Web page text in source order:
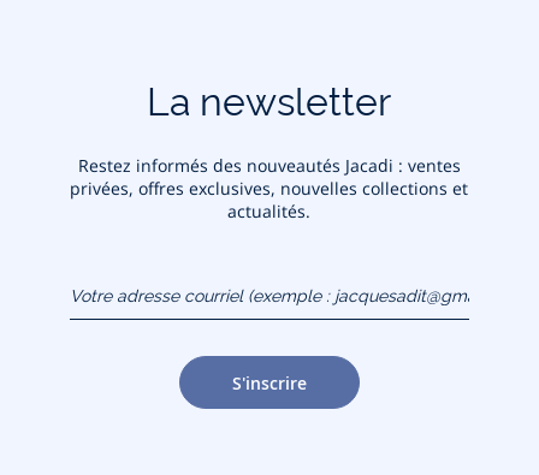
La newsletter
Restez informés des nouveautés Jacadi : ventes
privées, offres exclusives, nouvelles collections et
actualités.
(exemple :
jacquesadit@gmail.com)
S'inscrire